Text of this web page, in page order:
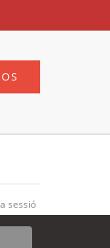
sessió